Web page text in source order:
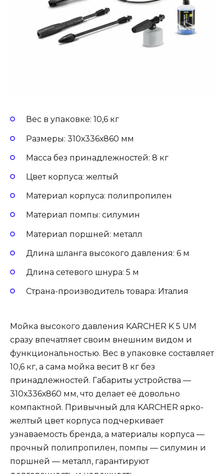
Вес в упаковке: 10,6 кг
Размеры: 310х336х860 мм
Масса без принадлежностей: 8 кг
Цвет корпуса: желтый
Материал корпуса: полипропилен
Материал помпы: силумин
Материал поршней: металл
Длина шланга высокого давления: 6 м
Длина сетевого шнура: 5 м
Страна-производитель товара: Италия
Мойка высокого давления KARCHER K 5 UM
сразу впечатляет своим внешним видом и
функциональностью. Вес в упаковке составляет
10,6 кг, а сама мойка весит 8 кг без
принадлежностей. Габариты устройства —
310х336х860 мм, что делает её довольно
компактной. Привычный для KARCHER ярко-
желтый цвет корпуса подчеркивает
узнаваемость бренда, а материалы корпуса —
прочный полипропилен, помпы — силумин и
поршней — металл, гарантируют